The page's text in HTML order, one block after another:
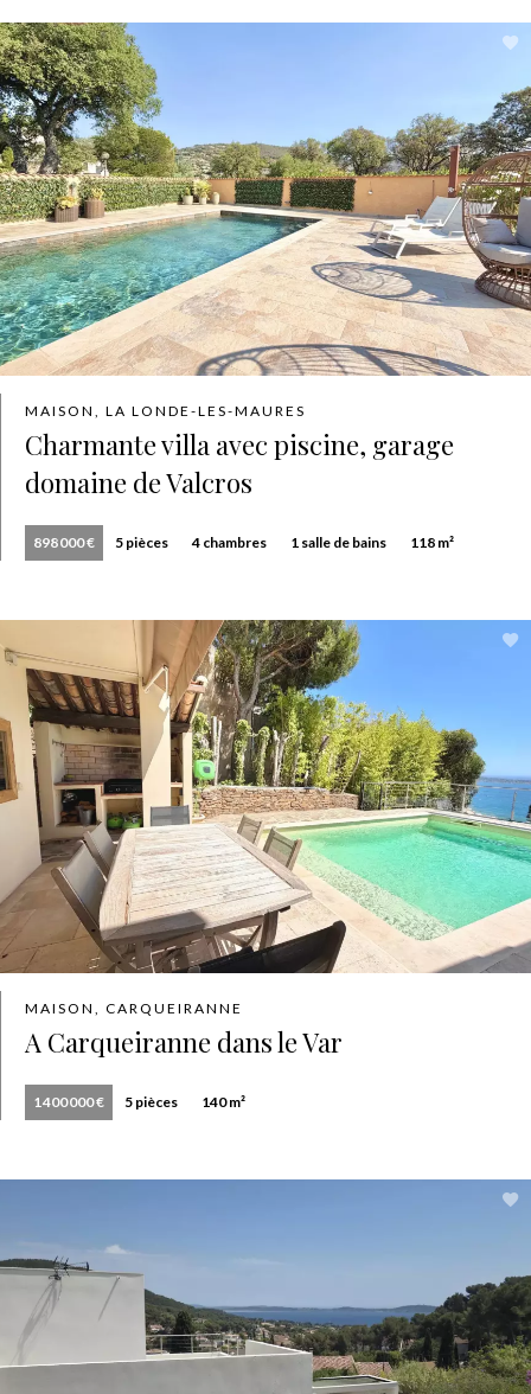
MAISON, LA LONDE-LES-MAURES
Charmante villa avec piscine, garage
domaine de Valcros
898 000 € 5 pièces 4 chambres 1 salle de bains 118 m²
MAISON, CARQUEIRANNE
A Carqueiranne dans le Var
1 400 000 € 5 pièces 140 m²